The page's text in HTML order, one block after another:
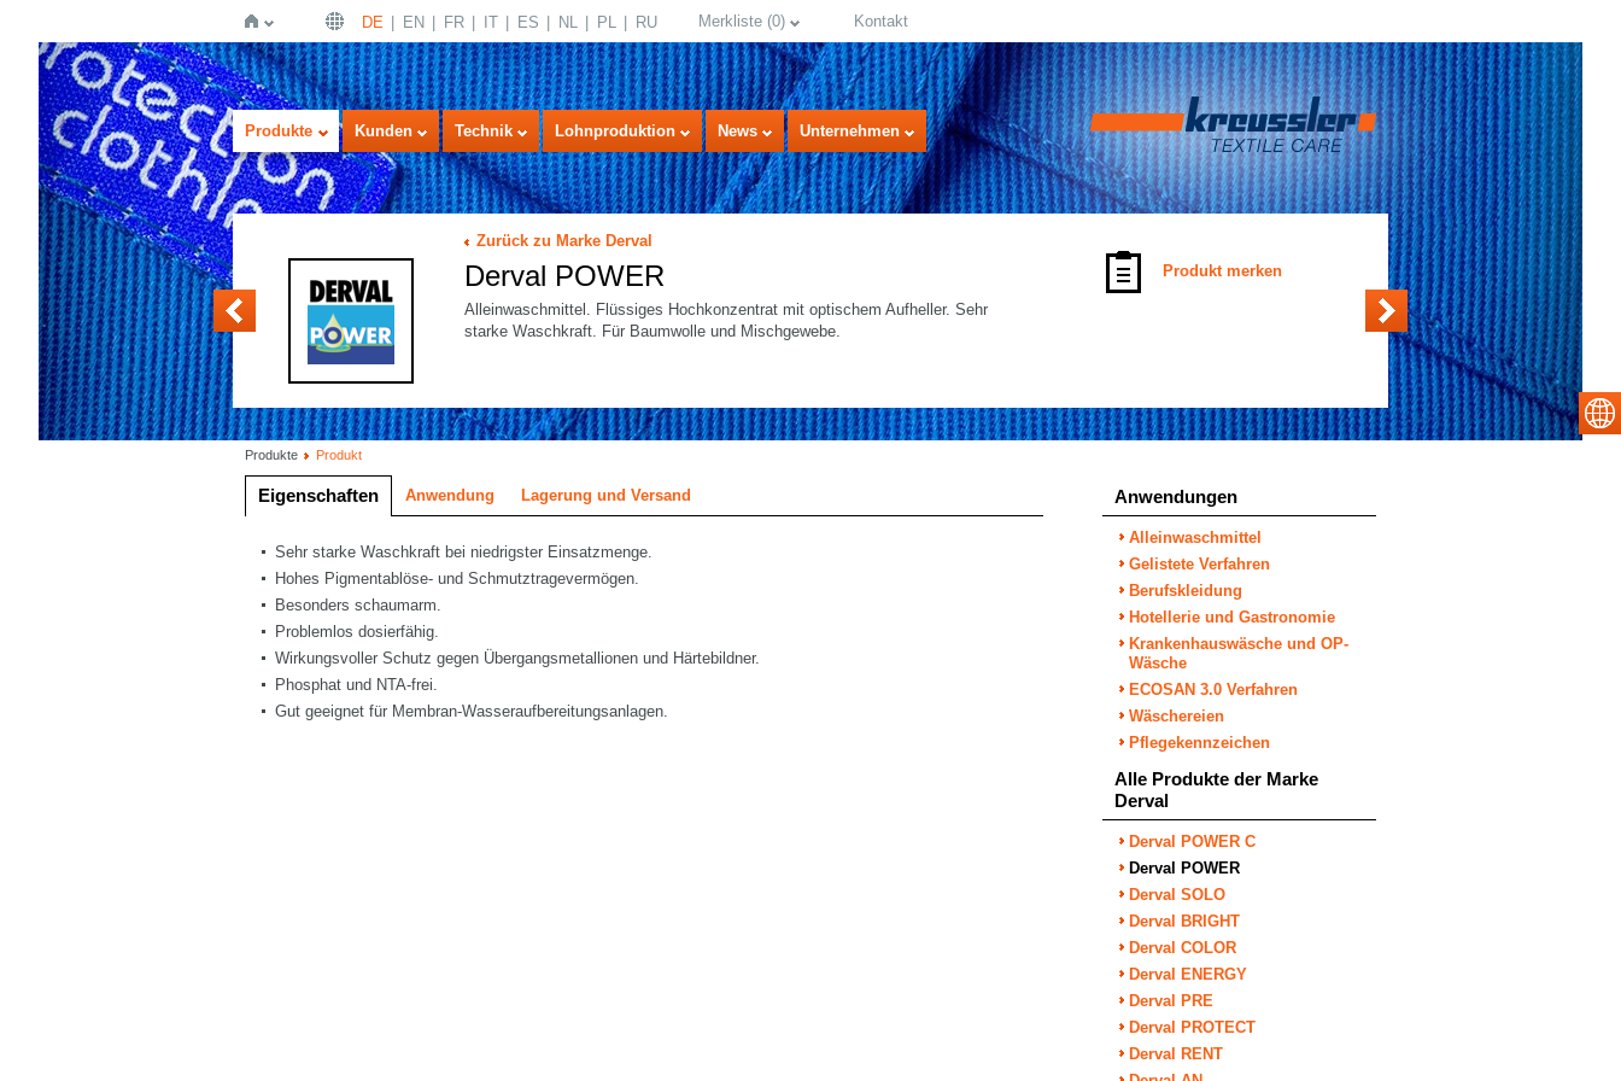
Startseite
DE EN FR IT ES NL PL RU Merkliste (0) Kontakt
Produkte Kunden Technik Lohnproduktion News Unternehmen
Derval SOLO
Zurück zu Marke Derval
Derval POWER
Alleinwaschmittel. Flüssiges Hochkonzentrat mit optischem Aufheller. Sehr
starke Waschkraft. Für Baumwolle und Mischgewebe.
Produkt merken
Produkte Produkt
Eigenschaften Anwendung Lagerung und Versand
Sehr starke Waschkraft bei niedrigster Einsatzmenge.
Hohes Pigmentablöse- und Schmutztragevermögen.
Besonders schaumarm.
Problemlos dosierfähig.
Wirkungsvoller Schutz gegen Übergangsmetallionen und Härtebildner.
Phosphat und NTA-frei.
Gut geeignet für Membran-Wasseraufbereitungsanlagen.
Anwendungen
Alleinwaschmittel
Gelistete Verfahren
Berufskleidung
Hotellerie und Gastronomie
Krankenhauswäsche und OP-
Wäsche
ECOSAN 3.0 Verfahren
Wäschereien
Pflegekennzeichen
Alle Produkte der Marke
Derval
Derval POWER C
Derval POWER
Derval SOLO
Derval BRIGHT
Derval COLOR
Derval ENERGY
Derval PRE
Derval PROTECT
Derval RENT